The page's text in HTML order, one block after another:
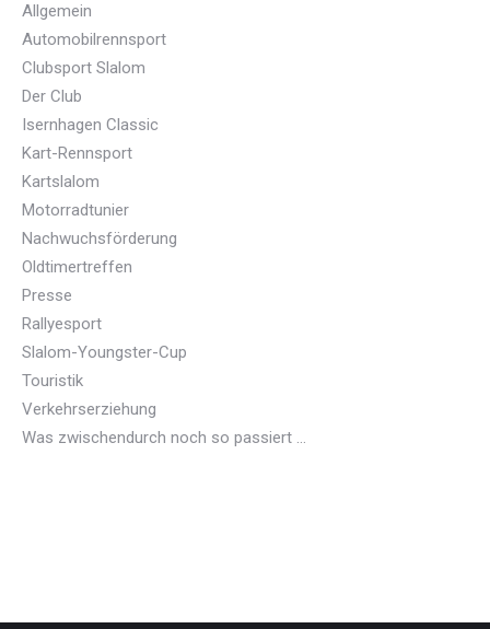
Allgemein
Automobilrennsport
Clubsport Slalom
Der Club
Isernhagen Classic
Kart-Rennsport
Kartslalom
Motorradtunier
Nachwuchsförderung
Oldtimertreffen
Presse
Rallyesport
Slalom-Youngster-Cup
Touristik
Verkehrserziehung
Was zwischendurch noch so passiert …